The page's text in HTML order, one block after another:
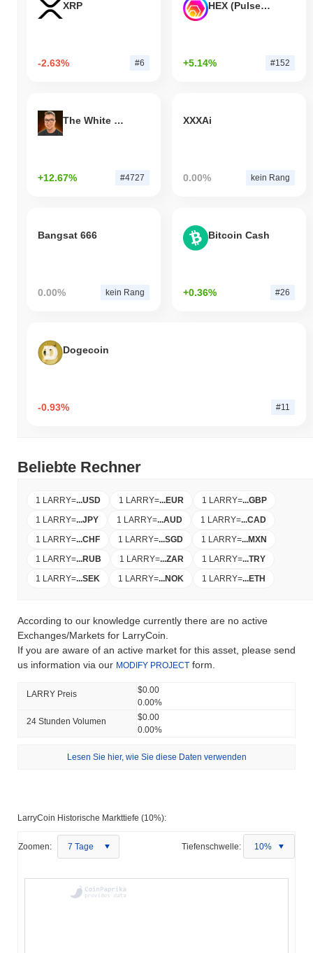
XRP
-2.63% #6
HEX (Pulsechain)
+5.14% #152
The White Bull
+12.67% #4727
XXXAi
0.00% kein Rang
Bangsat 666
0.00% kein Rang
Bitcoin Cash
+0.36% #26
Dogecoin
-0.93% #11
Beliebte Rechner
1 LARRY=...USD 1 LARRY=...EUR 1 LARRY=...GBP
1 LARRY=...JPY 1 LARRY=...AUD 1 LARRY=...CAD
1 LARRY=...CHF 1 LARRY=...SGD 1 LARRY=...MXN
1 LARRY=...RUB 1 LARRY=...ZAR 1 LARRY=...TRY
1 LARRY=...SEK 1 LARRY=...NOK 1 LARRY=...ETH
According to our knowledge currently there are no active
Exchanges/Markets for LarryCoin.
If you are aware of an active market for this asset, please send
us information via our MODIFY PROJECT form.
LARRY Preis
$0.00
0.00%
24 Stunden Volumen
$0.00
0.00%
Lesen Sie hier, wie Sie diese Daten verwenden
LarryCoin Historische Markttiefe (10%):
Zoomen: 7 Tage Tiefenschwelle: 10%